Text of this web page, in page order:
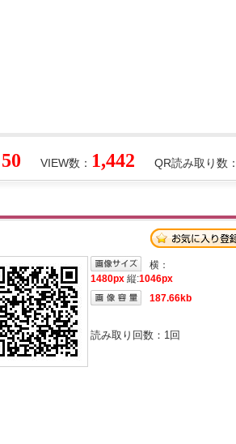
QR読み取り数：
VIEW数： 1,442
50
横：
1480px 縦:1046px
187.66kb
読み取り回数： 1回